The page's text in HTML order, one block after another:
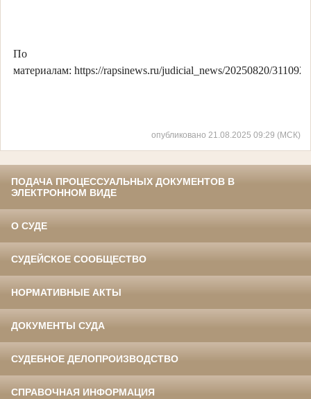
По
материалам: https://rapsinews.ru/judicial_news/20250820/
опубликовано 21.08.2025 09:29 (МСК)
ПОДАЧА ПРОЦЕССУАЛЬНЫХ ДОКУМЕНТОВ В
ЭЛЕКТРОННОМ ВИДЕ
О СУДЕ
СУДЕЙСКОЕ СООБЩЕСТВО
НОРМАТИВНЫЕ АКТЫ
ДОКУМЕНТЫ СУДА
СУДЕБНОЕ ДЕЛОПРОИЗВОДСТВО
СПРАВОЧНАЯ ИНФОРМАЦИЯ